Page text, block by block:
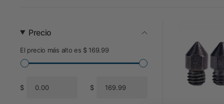
Precio
El precio más alto es $ 169.99
$
De
$
Para